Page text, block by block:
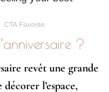
?
revêt une grande
l’espace,